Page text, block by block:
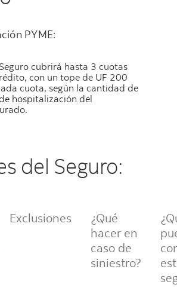
PYME:
cubrirá hasta 3 cuotas
con un tope de UF 200
cuota, según la cantidad de
hospitalización del
del Seguro:
Exclusiones
¿Qué
hacer en
caso de
siniestro?